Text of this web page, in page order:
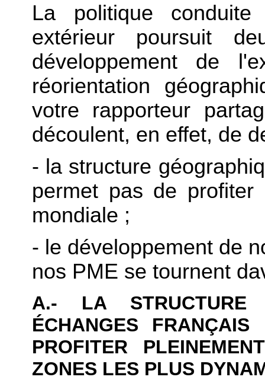
La politique
extérieur poursuit
développement de
réorientation
votre rapporteur
découlent, en effet, de
- la structure
permet pas de profiter
mondiale ;
- le développement de
nos PME se tournent
A.- LA STRUCTURE
ÉCHANGES
PROFITER
ZONES LES PLUS